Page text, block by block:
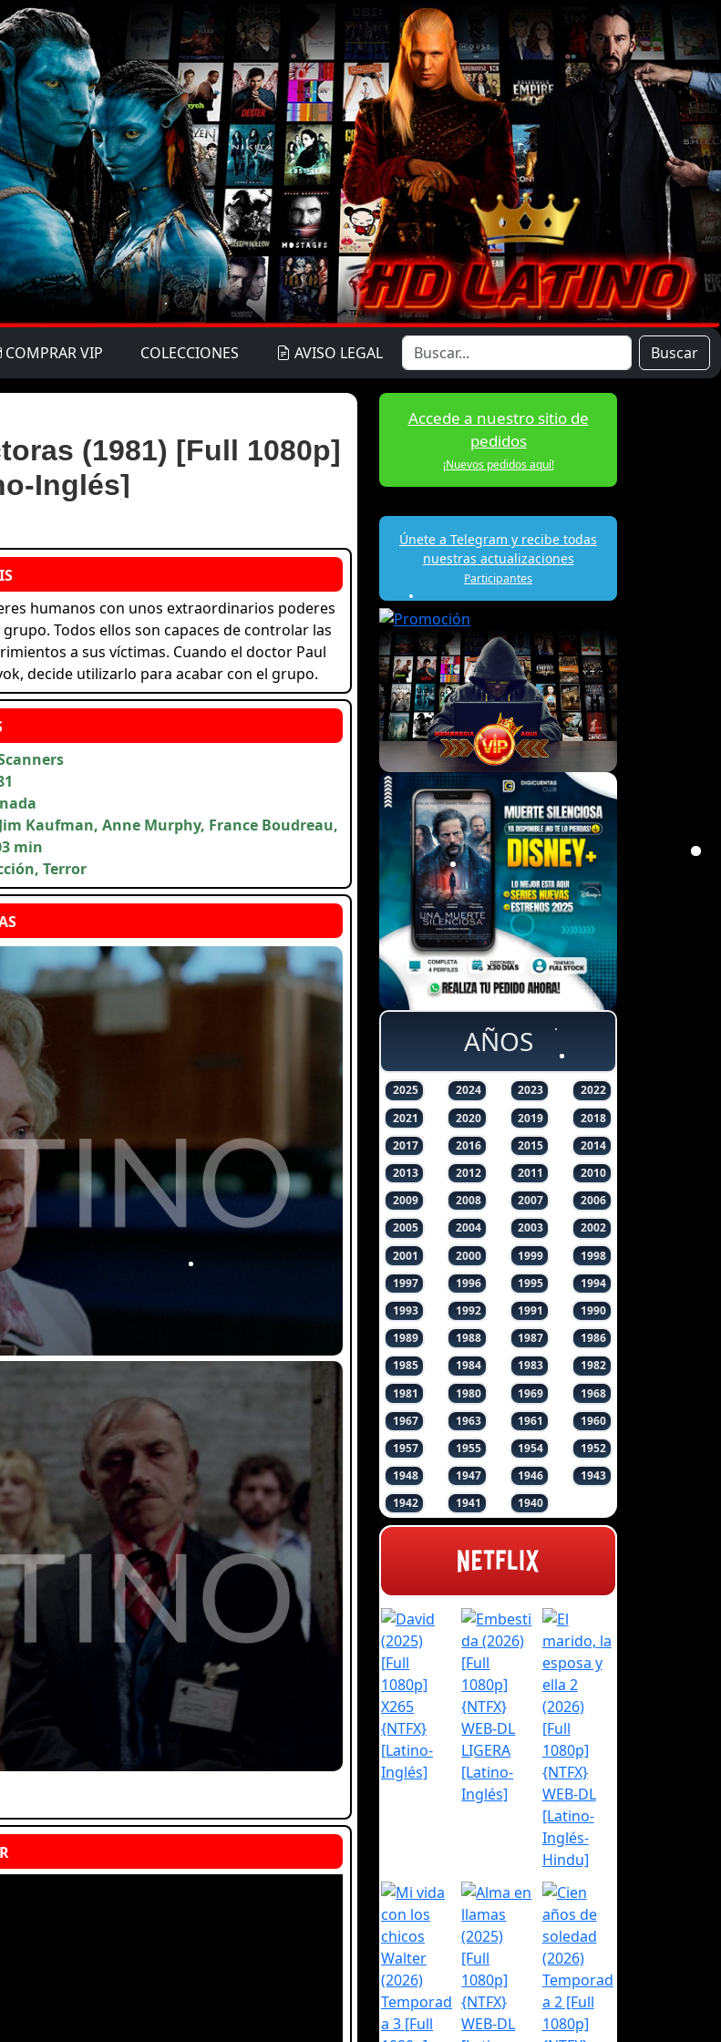
COMPRAR VIP COLECCIONES AVISO LEGAL Buscar
(1981) [Full 1080p]
Inglés]
humanos con unos extraordinarios poderes
Todos ellos son capaces de controlar las
a sus víctimas. Cuando el doctor Paul
decide utilizarlo para acabar con el grupo.
Kaufman, Anne Murphy, France Boudreau,
min
Terror
Accede a nuestro sitio de
pedidos
¡Nuevos pedidos aquí!
Únete a Telegram y recibe todas
nuestras actualizaciones
Participantes
AÑOS
2025 2024 2023
2022
2021
2020 2019
2018
2017
2016 2015
2014
2013
2012 2011
2010
2009
2008 2007
2006
2005
2004 2003
2002
2001
2000 1999
1998
1997
1996 1995
1994
1993
1992 1991
1990
1989
1988 1987
1986
1985
1984 1983
1982
1981
1980 1969
1968
1967
1963 1961
1960
1957
1955 1954
1952
1948
1947 1946
1943
1942
1941 1940